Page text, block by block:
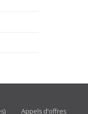
Appels d'offres